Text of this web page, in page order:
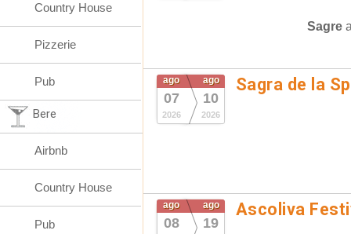
Sagre
ago
07
2026
ago
10
2026
Sagra de la
ago
08
ago
19
Ascoliva
Country House
Pizzerie
Pub
Bere
Airbnb
Country House
Pub